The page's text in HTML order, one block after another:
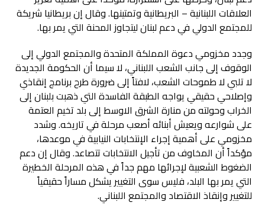
العلاقات اللبنانية – البريطانية وتمتينها. وقال إن بريطانيا شريكة
للمجتمع الدولي في دعم لبنان ليتجاوز المحنة التي يمر بها.
وجدد مخزومي دعوة المملكة المتحدة والمجتمع الدولي إلى
الوقوف إلى جانب الشعب اللبناني، لا سيما أن الحكومة الجديدة
لا تلبي لا طموحات الشعب، لافتاً إلى ضرورة طرح برنامج إنقاذي
وإصلاحي حقيقي يواجه الطبقة الفاسدة التي ذهبت بلبنان إلى
الخراب وحولته من منارة الشرق الاوسط إلى بلد تخيم العتمة
على شوارعه ويعيش أبنائه أصعب مرحلة في تاريخه. وشدد
مخزومي على أهمية إجراء الإنتخابات النيابية في موعدها،
مؤكداً أن المخاوف من تأجيل الانتخابات تتصاعد. وقال إن دعم
الضغوط الشعبية لإجرائها مهم جداً في هذه المرحلة الخطيرة
التي يمر بها البلد، فليس سوى التغيير يشكل مساراً حقيقياً
للتغيير وإنقاذ الاقتصاد والمجتمع اللبناني.